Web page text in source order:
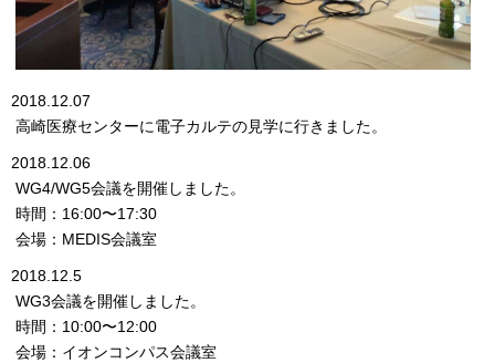
2018.12.07
高崎医療センターに電子カルテの見学に行きました。
2018.12.06
WG4/WG5会議を開催しました。
時間：16:00〜17:30
会場：MEDIS会議室
2018.12.5
WG3会議を開催しました。
時間：10:00〜12:00
会場：イオンコンパス会議室